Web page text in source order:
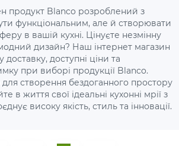
продукт Blanco розроблений з
функціональним, але й створювати
в вашій кухні. Цінуєте незмінну
дизайн? Наш інтернет магазин
доступні ціни та
при виборі продукції Blanco.
створення бездоганного простору
в життя свої ідеальні кухонні мрії з
високу якість, стиль та інновації.